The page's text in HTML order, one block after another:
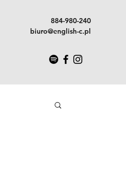
884-980-240
biuro@english-c.pl